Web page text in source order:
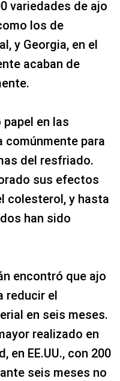
variedades de ajo
los de
y Georgia, en el
acaban de
en las
comúnmente para
del resfriado.
sus efectos
colesterol, y hasta
han sido
encontró que ajo
reducir el
en seis meses.
realizado en
en EE.UU., con 200
seis meses no